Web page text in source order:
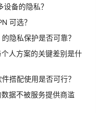
备的隐私？
可选？
隐私保护是否可靠？
人方案的关键差别是什
搭配使用是否可行？
据不被服务提供商滥